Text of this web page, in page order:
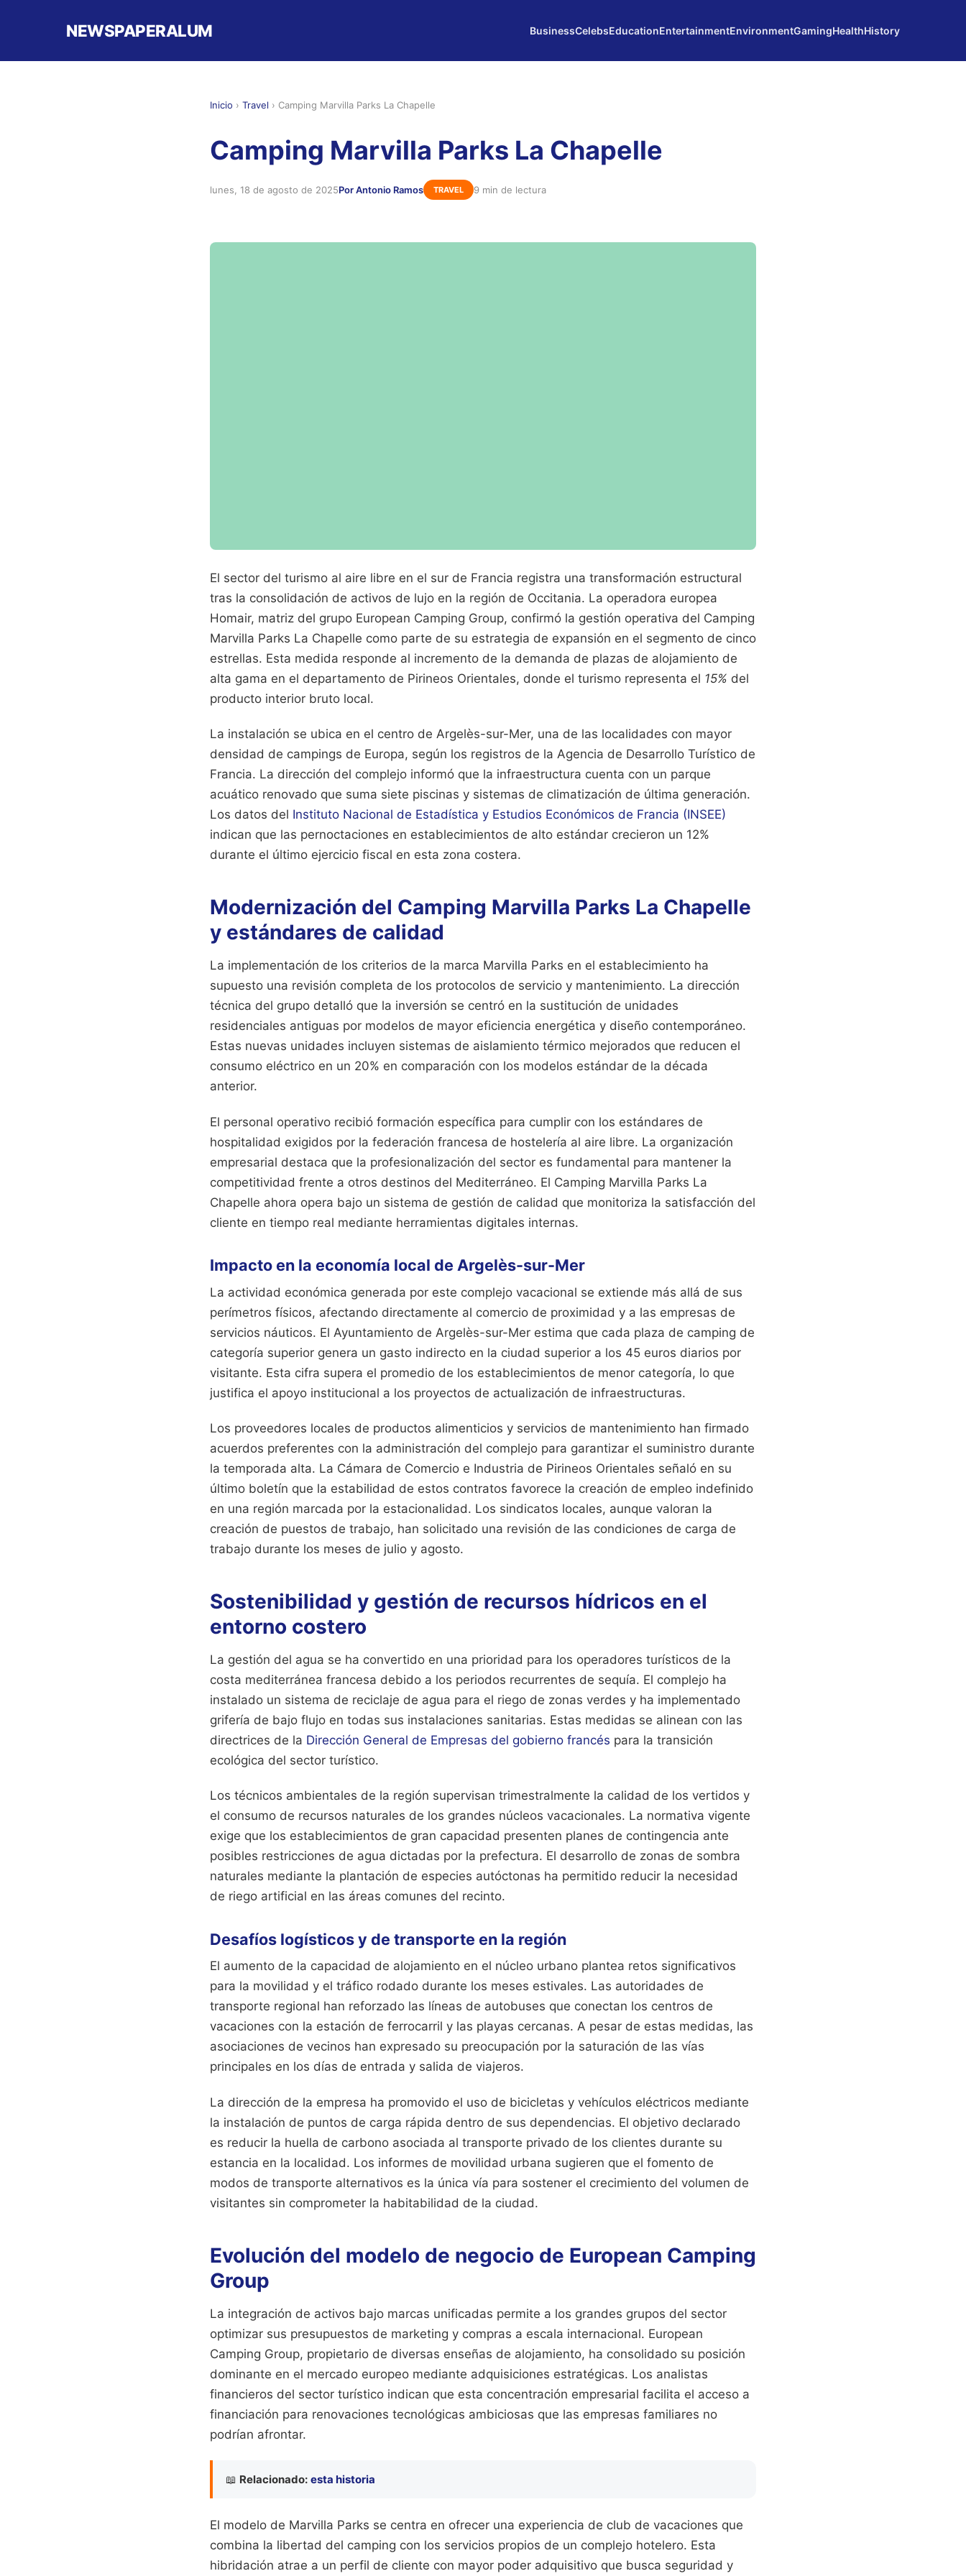
NEWSPAPERALUM BusinessCelebsEducationEntertainmentEnvironmentGamingHealthHistory
Inicio › Travel › Camping Marvilla Parks La Chapelle
Camping Marvilla Parks La Chapelle
lunes, 18 de agosto de 2025Por Antonio Ramos TRAVEL 9 min de lectura
El sector del turismo al aire libre en el sur de Francia registra una transformación estructural
tras la consolidación de activos de lujo en la región de Occitania. La operadora europea
Homair, matriz del grupo European Camping Group, confirmó la gestión operativa del Camping
Marvilla Parks La Chapelle como parte de su estrategia de expansión en el segmento de cinco
estrellas. Esta medida responde al incremento de la demanda de plazas de alojamiento de
alta gama en el departamento de Pirineos Orientales, donde el turismo representa el 15% del
producto interior bruto local.
La instalación se ubica en el centro de Argelès-sur-Mer, una de las localidades con mayor
densidad de campings de Europa, según los registros de la Agencia de Desarrollo Turístico de
Francia. La dirección del complejo informó que la infraestructura cuenta con un parque
acuático renovado que suma siete piscinas y sistemas de climatización de última generación.
Los datos del Instituto Nacional de Estadística y Estudios Económicos de Francia (INSEE)
indican que las pernoctaciones en establecimientos de alto estándar crecieron un 12%
durante el último ejercicio fiscal en esta zona costera.
Modernización del Camping Marvilla Parks La Chapelle
y estándares de calidad
La implementación de los criterios de la marca Marvilla Parks en el establecimiento ha
supuesto una revisión completa de los protocolos de servicio y mantenimiento. La dirección
técnica del grupo detalló que la inversión se centró en la sustitución de unidades
residenciales antiguas por modelos de mayor eficiencia energética y diseño contemporáneo.
Estas nuevas unidades incluyen sistemas de aislamiento térmico mejorados que reducen el
consumo eléctrico en un 20% en comparación con los modelos estándar de la década
anterior.
El personal operativo recibió formación específica para cumplir con los estándares de
hospitalidad exigidos por la federación francesa de hostelería al aire libre. La organización
empresarial destaca que la profesionalización del sector es fundamental para mantener la
competitividad frente a otros destinos del Mediterráneo. El Camping Marvilla Parks La
Chapelle ahora opera bajo un sistema de gestión de calidad que monitoriza la satisfacción del
cliente en tiempo real mediante herramientas digitales internas.
Impacto en la economía local de Argelès-sur-Mer
La actividad económica generada por este complejo vacacional se extiende más allá de sus
perímetros físicos, afectando directamente al comercio de proximidad y a las empresas de
servicios náuticos. El Ayuntamiento de Argelès-sur-Mer estima que cada plaza de camping de
categoría superior genera un gasto indirecto en la ciudad superior a los 45 euros diarios por
visitante. Esta cifra supera el promedio de los establecimientos de menor categoría, lo que
justifica el apoyo institucional a los proyectos de actualización de infraestructuras.
Los proveedores locales de productos alimenticios y servicios de mantenimiento han firmado
acuerdos preferentes con la administración del complejo para garantizar el suministro durante
la temporada alta. La Cámara de Comercio e Industria de Pirineos Orientales señaló en su
último boletín que la estabilidad de estos contratos favorece la creación de empleo indefinido
en una región marcada por la estacionalidad. Los sindicatos locales, aunque valoran la
creación de puestos de trabajo, han solicitado una revisión de las condiciones de carga de
trabajo durante los meses de julio y agosto.
Sostenibilidad y gestión de recursos hídricos en el
entorno costero
La gestión del agua se ha convertido en una prioridad para los operadores turísticos de la
costa mediterránea francesa debido a los periodos recurrentes de sequía. El complejo ha
instalado un sistema de reciclaje de agua para el riego de zonas verdes y ha implementado
grifería de bajo flujo en todas sus instalaciones sanitarias. Estas medidas se alinean con las
directrices de la Dirección General de Empresas del gobierno francés para la transición
ecológica del sector turístico.
Los técnicos ambientales de la región supervisan trimestralmente la calidad de los vertidos y
el consumo de recursos naturales de los grandes núcleos vacacionales. La normativa vigente
exige que los establecimientos de gran capacidad presenten planes de contingencia ante
posibles restricciones de agua dictadas por la prefectura. El desarrollo de zonas de sombra
naturales mediante la plantación de especies autóctonas ha permitido reducir la necesidad
de riego artificial en las áreas comunes del recinto.
Desafíos logísticos y de transporte en la región
El aumento de la capacidad de alojamiento en el núcleo urbano plantea retos significativos
para la movilidad y el tráfico rodado durante los meses estivales. Las autoridades de
transporte regional han reforzado las líneas de autobuses que conectan los centros de
vacaciones con la estación de ferrocarril y las playas cercanas. A pesar de estas medidas, las
asociaciones de vecinos han expresado su preocupación por la saturación de las vías
principales en los días de entrada y salida de viajeros.
La dirección de la empresa ha promovido el uso de bicicletas y vehículos eléctricos mediante
la instalación de puntos de carga rápida dentro de sus dependencias. El objetivo declarado
es reducir la huella de carbono asociada al transporte privado de los clientes durante su
estancia en la localidad. Los informes de movilidad urbana sugieren que el fomento de
modos de transporte alternativos es la única vía para sostener el crecimiento del volumen de
visitantes sin comprometer la habitabilidad de la ciudad.
Evolución del modelo de negocio de European Camping
Group
La integración de activos bajo marcas unificadas permite a los grandes grupos del sector
optimizar sus presupuestos de marketing y compras a escala internacional. European
Camping Group, propietario de diversas enseñas de alojamiento, ha consolidado su posición
dominante en el mercado europeo mediante adquisiciones estratégicas. Los analistas
financieros del sector turístico indican que esta concentración empresarial facilita el acceso a
financiación para renovaciones tecnológicas ambiciosas que las empresas familiares no
podrían afrontar.
📖 Relacionado: esta historia
El modelo de Marvilla Parks se centra en ofrecer una experiencia de club de vacaciones que
combina la libertad del camping con los servicios propios de un complejo hotelero. Esta
hibridación atrae a un perfil de cliente con mayor poder adquisitivo que busca seguridad y